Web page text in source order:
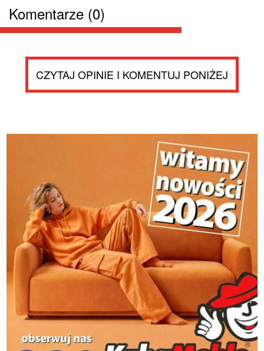
Komentarze (0)
CZYTAJ OPINIE I KOMENTUJ PONIŻEJ